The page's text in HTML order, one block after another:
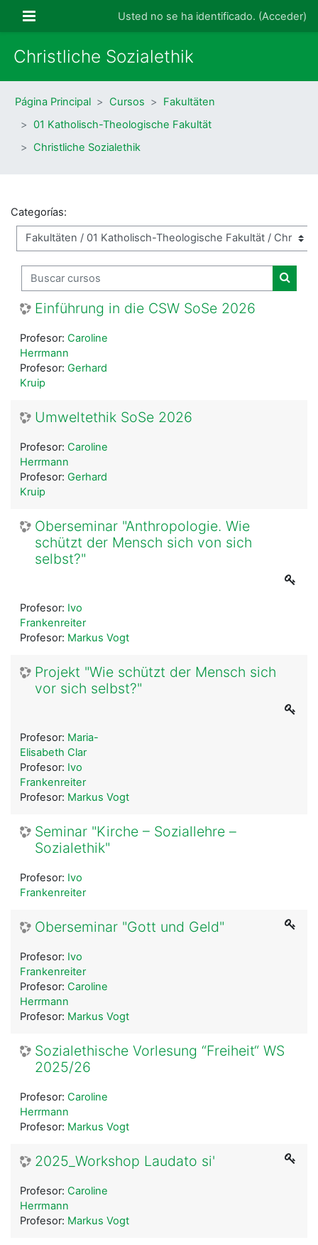
Panel lateralUsted no se ha identificado. (Acceder)
Christliche Sozialethik
Página Principal Cursos
Fakultäten
01 Katholisch-Theologische Fakultät
Christliche Sozialethik
Categorías:
Buscar cursos
Einführung in die CSW SoSe 2026
Profesor: Caroline
Herrmann
Profesor: Gerhard
Kruip
Umweltethik SoSe 2026
Profesor: Caroline
Herrmann
Profesor: Gerhard
Kruip
Oberseminar "Anthropologie. Wie
schützt der Mensch sich von sich
selbst?"
Profesor: Ivo
Frankenreiter
Profesor: Markus Vogt
Projekt "Wie schützt der Mensch sich
vor sich selbst?"
Profesor: Maria-
Elisabeth Clar
Profesor: Ivo
Frankenreiter
Profesor: Markus Vogt
Seminar "Kirche – Soziallehre –
Sozialethik"
Profesor: Ivo
Frankenreiter
Oberseminar "Gott und Geld"
Profesor: Ivo
Frankenreiter
Profesor: Caroline
Herrmann
Profesor: Markus Vogt
Sozialethische Vorlesung “Freiheit“ WS
2025/26
Profesor: Caroline
Herrmann
Profesor: Markus Vogt
2025_Workshop Laudato si'
Profesor: Caroline
Herrmann
Profesor: Markus Vogt